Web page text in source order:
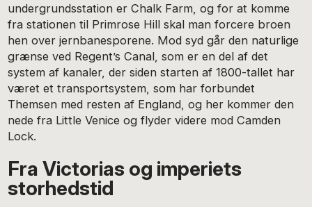
undergrundsstation er Chalk Farm, og for at komme
fra stationen til Primrose Hill skal man forcere broen
hen over jernbanesporene. Mod syd går den naturlige
grænse ved Regent’s Canal, som er en del af det
system af kanaler, der siden starten af 1800-tallet har
været et transportsystem, som har forbundet
Themsen med resten af England, og her kommer den
nede fra Little Venice og flyder videre mod Camden
Lock.
Fra Victorias og imperiets
storhedstid